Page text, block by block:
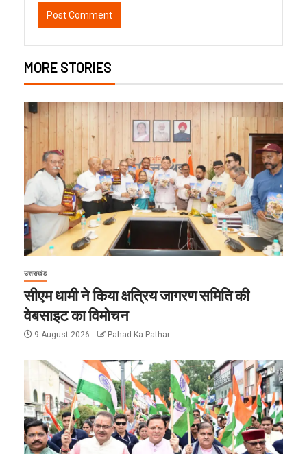
MORE STORIES
उत्तराखंड
सीएम धामी ने किया क्षत्रिय जागरण समिति की
वेबसाइट का विमोचन
9 August 2026 Pahad Ka Pathar